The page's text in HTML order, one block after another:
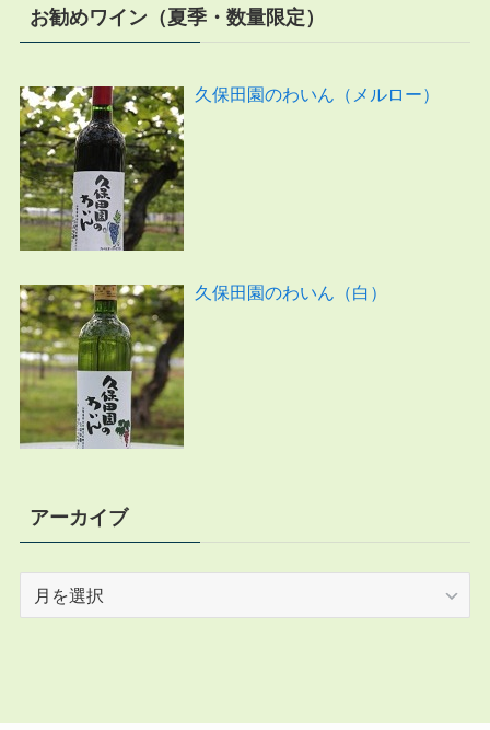
お勧めワイン（夏季・数量限定）
久保田園のわいん（メルロー）
久保田園のわいん（白）
アーカイブ